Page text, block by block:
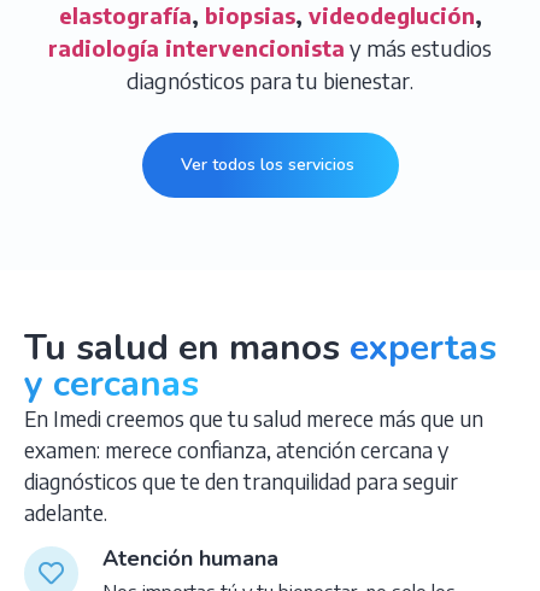
elastografía, biopsias, videodeglución,
radiología intervencionista y más estudios
diagnósticos para tu bienestar.
Ver todos los servicios
Tu salud en manos expertas
y cercanas
En Imedi creemos que tu salud merece más que un
examen: merece confianza, atención cercana y
diagnósticos que te den tranquilidad para seguir
adelante.
Atención humana